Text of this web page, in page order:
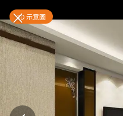
簡約質樸美墅
×3D 示意圖